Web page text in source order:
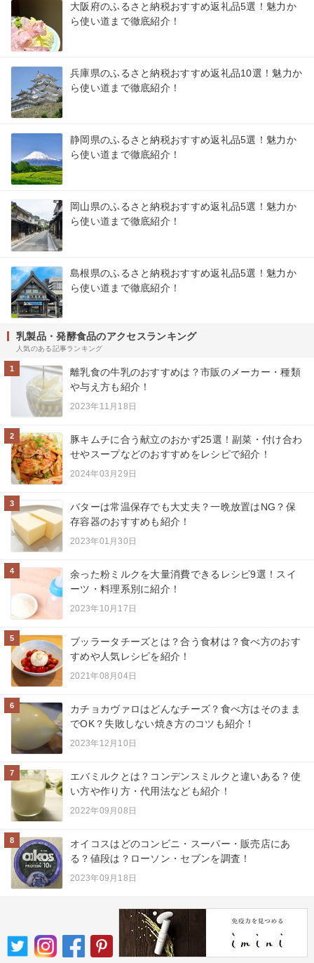
大阪府のふるさと納税おすすめ返礼品5選！魅力か
ら使い道まで徹底紹介！
兵庫県のふるさと納税おすすめ返礼品10選！魅力か
ら使い道まで徹底紹介！
静岡県のふるさと納税おすすめ返礼品5選！魅力か
ら使い道まで徹底紹介！
岡山県のふるさと納税おすすめ返礼品5選！魅力か
ら使い道まで徹底紹介！
島根県のふるさと納税おすすめ返礼品5選！魅力か
ら使い道まで徹底紹介！
乳製品・発酵食品のアクセスランキング
人気のある記事ランキング
1
離乳食の牛乳のおすすめは？市販のメーカー・種類
や与え方も紹介！
2023年11月18日
2
豚キムチに合う献立のおかず25選！副菜・付け合わ
せやスープなどのおすすめをレシピで紹介！
2024年03月29日
3
バターは常温保存でも大丈夫？一晩放置はNG？保
存容器のおすすめも紹介！
2023年01月30日
4
余った粉ミルクを大量消費できるレシピ9選！スイ
ーツ・料理系別に紹介！
2023年10月17日
5
ブッラータチーズとは？合う食材は？食べ方のおす
すめや人気レシピを紹介！
2021年08月04日
6
カチョカヴァロはどんなチーズ？食べ方はそのまま
でOK？失敗しない焼き方のコツも紹介！
2023年12月10日
7
エバミルクとは？コンデンスミルクと違いある？使
い方や作り方・代用法なども紹介！
2022年09月08日
8
オイコスはどのコンビニ・スーパー・販売店にあ
る？値段は？ローソン・セブンを調査！
2023年09月18日